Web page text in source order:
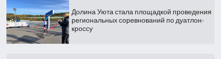
Долина Уюта стала площадкой проведения
региональных соревнований по дуатлон-
кроссу